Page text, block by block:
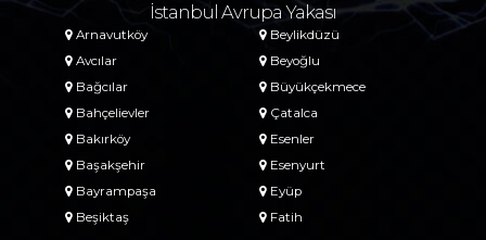
İstanbul Avrupa Yakası
Arnavutköy
Avcılar
Bağcılar
Bahçelievler
Bakırköy
Başakşehir
Bayrampaşa
Beşiktaş
Beylikdüzü
Beyoğlu
Büyükçekmece
Çatalca
Esenler
Esenyurt
Eyüp
Fatih